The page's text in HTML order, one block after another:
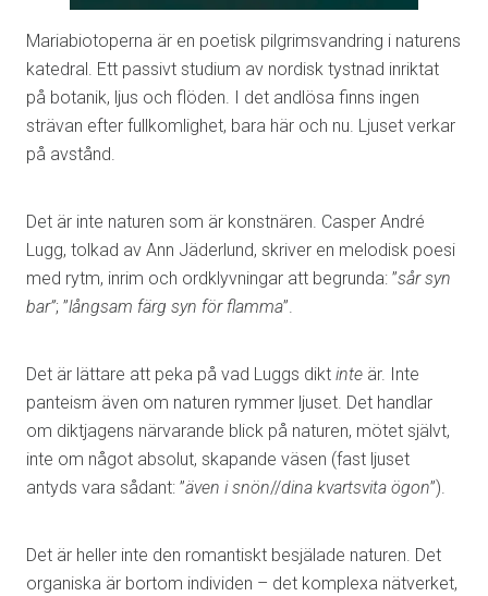
Mariabiotoperna är en poetisk pilgrimsvandring i naturens
katedral. Ett passivt studium av nordisk tystnad inriktat
på botanik, ljus och flöden. I det andlösa finns ingen
strävan efter fullkomlighet, bara här och nu. Ljuset verkar
på avstånd.
Det är inte naturen som är konstnären. Casper André
Lugg, tolkad av Ann Jäderlund, skriver en melodisk poesi
med rytm, inrim och ordklyvningar att begrunda: ”sår syn
bar”; ”långsam färg syn för flamma”.
Det är lättare att peka på vad Luggs dikt inte är. Inte
panteism även om naturen rymmer ljuset. Det handlar
om diktjagens närvarande blick på naturen, mötet självt,
inte om något absolut, skapande väsen (fast ljuset
antyds vara sådant: ”även i snön//dina kvartsvita ögon”).
Det är heller inte den romantiskt besjälade naturen. Det
organiska är bortom individen – det komplexa nätverket,